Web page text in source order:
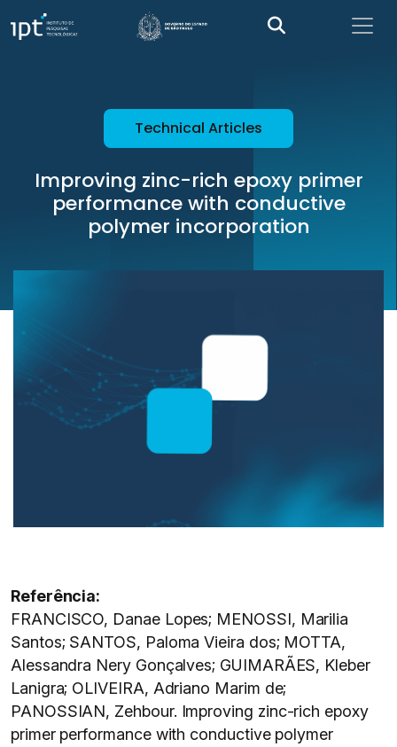
Technical Articles
Improving zinc-rich epoxy primer
performance with conductive
polymer incorporation
Referência:
FRANCISCO, Danae Lopes; MENOSSI, Marilia
Santos; SANTOS, Paloma Vieira dos; MOTTA,
Alessandra Nery Gonçalves; GUIMARÃES, Kleber
Lanigra; OLIVEIRA, Adriano Marim de;
PANOSSIAN, Zehbour. Improving zinc-rich epoxy
primer performance with conductive polymer